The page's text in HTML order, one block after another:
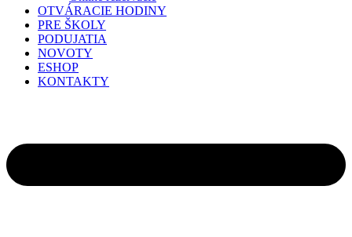
OTVÁRACIE HODINY
PRE ŠKOLY
PODUJATIA
NOVOTY
ESHOP
KONTAKTY